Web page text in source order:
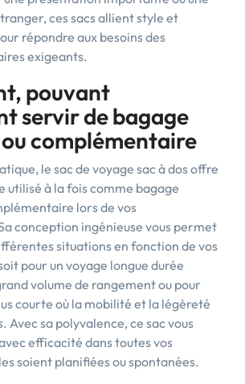
ces sacs allient style et
répondre aux besoins des
exigeants.
pouvant
servir de bagage
complémentaire
le sac de voyage sac à dos offre
utilisé à la fois comme bagage
lors de vos
conception ingénieuse vous permet
situations en fonction de vos
pour un voyage longue durée
volume de rangement ou pour
courte où la mobilité et la légèreté
Avec sa polyvalence, ce sac vous
efficacité dans toutes vos
soient planifiées ou spontanées.